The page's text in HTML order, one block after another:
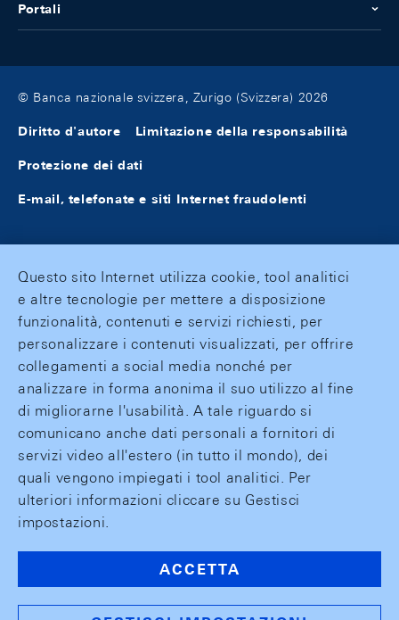
Portali
© Banca nazionale svizzera, Zurigo (Svizzera) 2026
Diritto d'autore Limitazione della responsabilità
Protezione dei dati
E-mail, telefonate e siti Internet fraudolenti
Questo sito Internet utilizza cookie, tool analitici
e altre tecnologie per mettere a disposizione
funzionalità, contenuti e servizi richiesti, per
personalizzare i contenuti visualizzati, per offrire
collegamenti a social media nonché per
analizzare in forma anonima il suo utilizzo al fine
di migliorarne l'usabilità. A tale riguardo si
comunicano anche dati personali a fornitori di
servizi video all'estero (in tutto il mondo), dei
quali vengono impiegati i tool analitici. Per
ulteriori informazioni cliccare su Gestisci
impostazioni.
ACCETTA